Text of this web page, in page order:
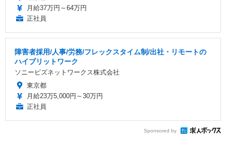
月給37万円～64万円
正社員
障害者採用/人事/労務/フレックスタイム制/出社・リモートの
ハイブリットワーク
ソニービズネットワークス株式会社
東京都
月給23万5,000円～30万円
正社員
Sponsored by